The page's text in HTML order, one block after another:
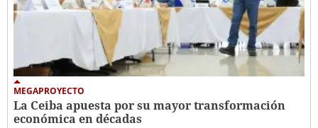
MEGAPROYECTO
La Ceiba apuesta por su mayor transformación
económica en décadas